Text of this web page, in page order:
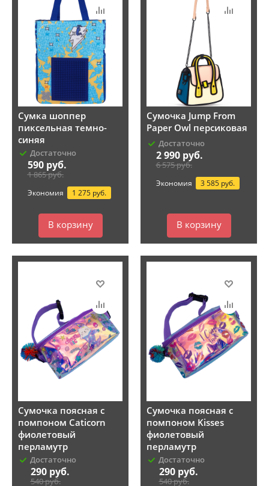
Сумка шоппер
пиксельная темно-
синяя
Достаточно
590руб.
1 865руб.
Экономия 1 275 руб.
В корзину
Сумочка Jump From
Paper Owl персиковая
Достаточно
2 990руб.
6 575руб.
Экономия 3 585 руб.
В корзину
Сумочка поясная с
помпоном Caticorn
фиолетовый
перламутр
Достаточно
290руб.
540руб.
Сумочка поясная с
помпоном Kisses
фиолетовый
перламутр
Достаточно
290руб.
540руб.